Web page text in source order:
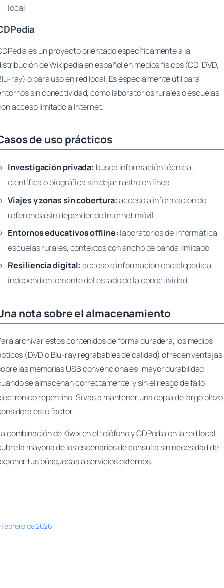
local
es un proyecto orientado específicamente a la
de Wikipedia en español en medios físicos (CD, DVD,
ray) o para uso en red local. Es especialmente útil para
sin conectividad, como laboratorios rurales o escuelas
acceso limitado a Internet.
de uso prácticos
Investigación privada: busca información técnica,
científica o biográfica sin dejar rastro en línea
Viajes y zonas sin cobertura:acceso a información de
referencia sin depender de Internet móvil
Entornos educativos offline: laboratorios de informática,
escuelas rurales, contextos con ancho de banda limitado
Resiliencia digital: acceso a información enciclopédica
independientemente del estado de la conectividad
nota sobre el almacenamiento
archivar estos contenidos de forma duradera, los medios
(DVD o Blu-ray regrabables de calidad) ofrecen ventajas
las memorias USB convencionales: mayor durabilidad
se almacenan correctamente, y sin el riesgo de fallo
repentino. Si vas a mantener una copia de largo
este factor.
combinación de Kiwix en el teléfono y CDPedia en la red local
la mayoría de los escenarios de consulta sin necesidad de
tus búsquedas a servicios externos.
febrero de 2026